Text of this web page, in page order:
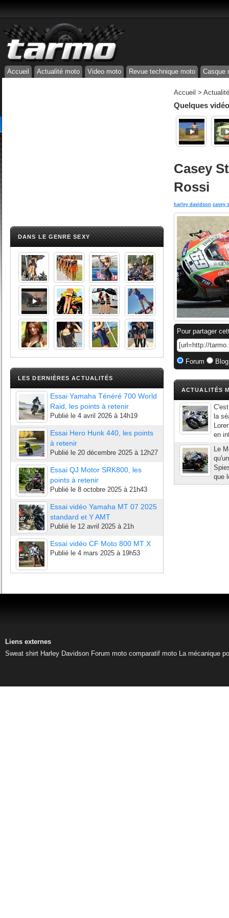
Accueil Actualité moto Video moto Revue technique moto Casque
DANS LE GENRE SEXY
LES DERNIÈRES ACTUALITÉS
Essai Yamaha Ténéré 700 World
Raid, les points à retenir
Publié le 4 avril 2026 à 14h19
Essai Hero Hunk 440, les points
à retenir
Publié le 20 décembre 2025 à 12h27
Essai QJ Motor SRK800, les
points à retenir
Publié le 8 octobre 2025 à 21h43
Essai vidéo Yamaha MT 07 2025
standard et Y AMT
Publié le 12 avril 2025 à 21h
Essai vidéo CF Moto 800 MT X
Publié le 4 mars 2025 à 19h53
Accueil >
Quelques
Casey
Rossi
harley davidson casey
Pour partager
Forum
ACTUALITÉS
la
en
Le
que
Liens externes
Sweat shirt Harley Davidson Forum moto comparatif moto La mécanique